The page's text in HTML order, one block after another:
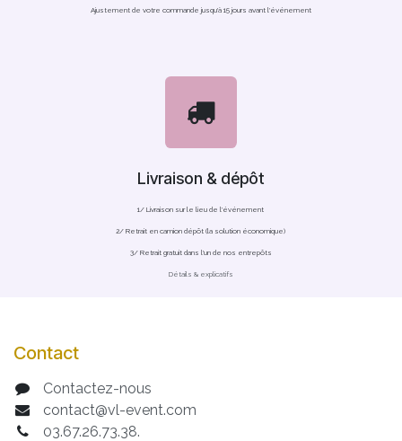
Ajustement de votre commande jusqu'à 15 jours avant l'événement
Livraison & dépôt
1/ Livraison sur le lieu de l'événement
2/ Retrait en camion dépôt (la solution économique)
3/ Retrait gratuit dans l'un de nos entrepôts
Détails & explicatifs
Contact
Contactez-nous
contact@vl-event.com
03.67.26.73.38.